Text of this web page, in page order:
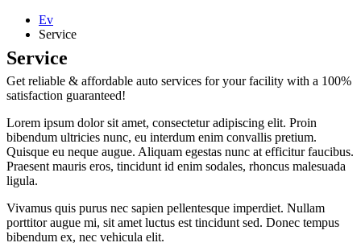
Ev
Service
Service
Get reliable & affordable auto services for your facility with a 100%
satisfaction guaranteed!
Lorem ipsum dolor sit amet, consectetur adipiscing elit. Proin
bibendum ultricies nunc, eu interdum enim convallis pretium.
Quisque eu neque augue. Aliquam egestas nunc at efficitur faucibus.
Praesent mauris eros, tincidunt id enim sodales, rhoncus malesuada
ligula.
Vivamus quis purus nec sapien pellentesque imperdiet. Nullam
porttitor augue mi, sit amet luctus est tincidunt sed. Donec tempus
bibendum ex, nec vehicula elit.